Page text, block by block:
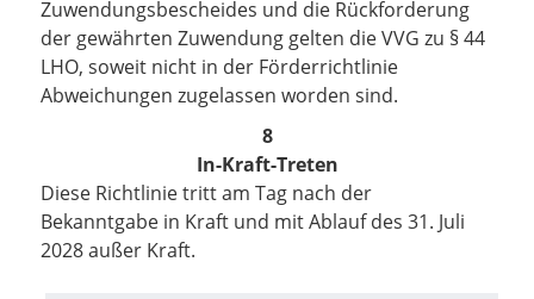
Zuwendungsbescheides und die Rückforderung
der gewährten Zuwendung gelten die VVG zu § 44
LHO, soweit nicht in der Förderrichtlinie
Abweichungen zugelassen worden sind.
8
In-Kraft-Treten
Diese Richtlinie tritt am Tag nach der
Bekanntgabe in Kraft und mit Ablauf des 31. Juli
2028 außer Kraft.